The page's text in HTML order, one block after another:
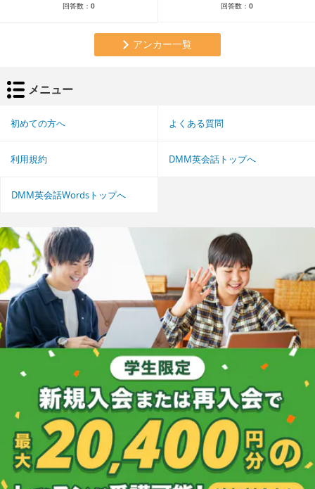
回答数： 0 回答数： 0
アンカー一覧
メニュー
初めての方へ よくある質問
利用規約 DMM英会話トップへ
DMM英会話Wordsトップへ